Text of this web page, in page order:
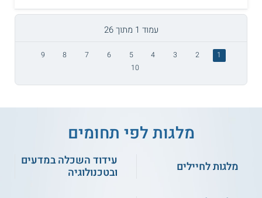
עמוד 1 מתוך 26
1
2
3
4
5
6
7
8
9
10
מלגות לפי תחומים
מלגות לחיילים
עידוד השכלה במדעים
ובטכנולוגיה